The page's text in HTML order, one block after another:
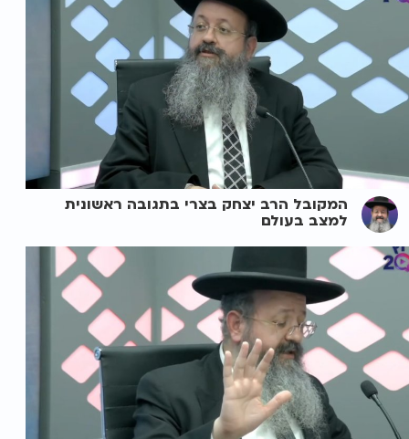
המקובל הרב יצחק בצרי בתגובה ראשונית
למצב בעולם